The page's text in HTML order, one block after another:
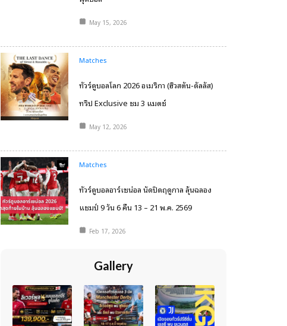
May 15, 2026
Matches
ทัวร์ดูบอลโลก 2026 อเมริกา (ฮิวสตัน-ดัลลัส)
ทริป Exclusive ชม 3 แมตช์
May 12, 2026
Matches
ทัวร์ดูบอลอาร์เซน่อล นัดปิดฤดูกาล ลุ้นฉลอง
แชมป์ 9 วัน 6 คืน 13 – 21 พ.ค. 2569
Feb 17, 2026
Gallery